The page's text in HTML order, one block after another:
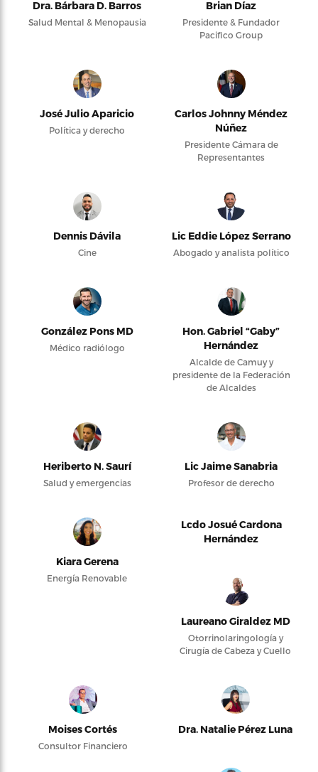
Dra. Bárbara D. Barros
Salud Mental & Menopausia
Brian Díaz
Presidente & Fundador
Pacifico Group
José Julio Aparicio
Política y derecho
Carlos Johnny Méndez
Núñez
Presidente Cámara de
Representantes
Dennis Dávila
Cine
Lic Eddie López Serrano
Abogado y analista político
González Pons MD
Médico radiólogo
Hon. Gabriel “Gaby”
Hernández
Alcalde de Camuy y
presidente de la Federación
de Alcaldes
Heriberto N. Saurí
Salud y emergencias
Lic Jaime Sanabria
Profesor de derecho
Kiara Gerena
Energía Renovable
Lcdo Josué Cardona
Hernández
Laureano Giraldez MD
Otorrinolaringología y
Cirugía de Cabeza y Cuello
Moises Cortés
Consultor Financiero
Dra. Natalie Pérez Luna